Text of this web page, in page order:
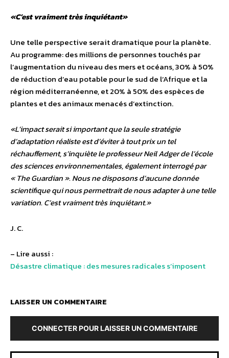
«C’est vraiment très inquiétant»
Une telle perspective serait dramatique pour la planète.
Au programme: des millions de personnes touchés par
l’augmentation du niveau des mers et océans, 30% à 50%
de réduction d’eau potable pour le sud de l’Afrique et la
région méditerranéenne, et 20% à 50% des espèces de
plantes et des animaux menacés d’extinction.
«L’impact serait si important que la seule stratégie
d’adaptation réaliste est d’éviter à tout prix un tel
réchauffement, s’inquiète le professeur Neil Adger de l’école
des sciences environnementales, également interrogé par
« The Guardian ». Nous ne disposons d’aucune donnée
scientifique qui nous permettrait de nous adapter à une telle
variation. C’est vraiment très inquiétant.»
J. C.
– Lire aussi :
Désastre climatique : des mesures radicales s’imposent
LAISSER UN COMMENTAIRE
CONNECTER POUR LAISSER UN COMMENTAIRE